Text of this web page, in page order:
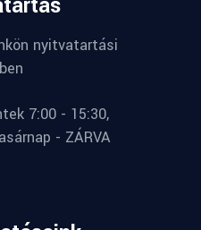
nyitvatartási
7:00 - 15:30,
- ZÁRVA